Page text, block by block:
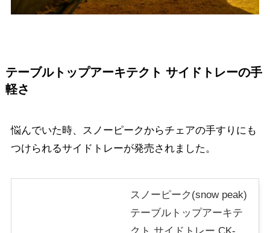
テーブルトップアーキテクト サイドトレーの手
軽さ
悩んでいた時、スノーピークからチェアの手すりにも
つけられるサイドトレーが発売されました。
スノーピーク(snow peak)
テーブルトップアーキテ